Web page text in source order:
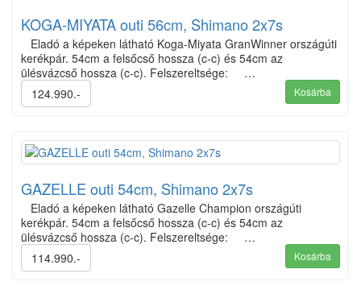
KOGA-MIYATA outi 56cm, Shimano 2x7s
Eladó a képeken látható Koga-Miyata GranWinner országúti
kerékpár. 54cm a felsőcső hossza (c-c) és 54cm az
ülésvázcső hossza (c-c). Felszereltsége: …
124.990.-
Kosárba
GAZELLE outi 54cm, Shimano 2x7s
Eladó a képeken látható Gazelle Champion országúti
kerékpár. 54cm a felsőcső hossza (c-c) és 54cm az
ülésvázcső hossza (c-c). Felszereltsége: …
114.990.-
Kosárba